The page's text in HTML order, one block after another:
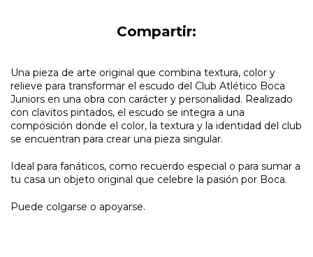
Compartir:
Una pieza de arte original que combina textura, color y
relieve para transformar el escudo del Club Atlético Boca
Juniors en una obra con carácter y personalidad. Realizado
con clavitos pintados, el escudo se integra a una
composición donde el color, la textura y la identidad del club
se encuentran para crear una pieza singular.
Ideal para fanáticos, como recuerdo especial o para sumar a
tu casa un objeto original que celebre la pasión por Boca.
Puede colgarse o apoyarse.